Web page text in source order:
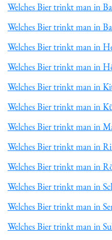
Welches Bier trinkt man in
Welches Bier trinkt man in
Welches Bier trinkt man in
Welches Bier trinkt man in
Welches Bier trinkt man in
Welches Bier trinkt man in
Welches Bier trinkt man in
Welches Bier trinkt man in
Welches Bier trinkt man in
Welches Bier trinkt man in
Welches Bier trinkt man in
Welches Bier trinkt man in